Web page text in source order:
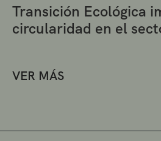
Transición Ecológica
circularidad en el
VER MÁS